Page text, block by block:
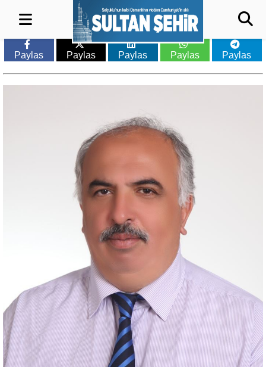
Paylas Paylas Paylas Paylas Paylas